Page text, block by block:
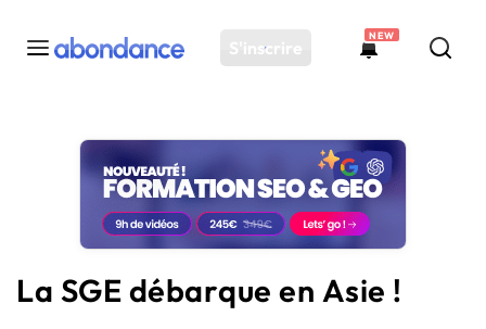
S'inscrire
NEW
Toutes les actus
Actus SEO
Plateforme
Solutions
Ressources
La SGE débarque en Asie !